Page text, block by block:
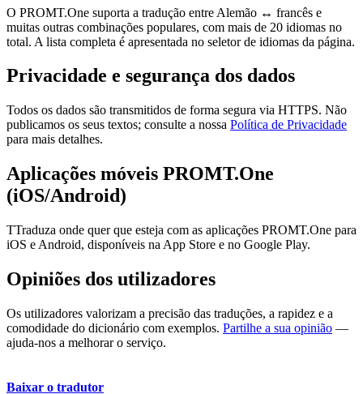
O PROMT.One suporta a tradução entre Alemão ↔ francês e
muitas outras combinações populares, com mais de 20 idiomas no
total. A lista completa é apresentada no seletor de idiomas da página.
Privacidade e segurança dos dados
Todos os dados são transmitidos de forma segura via HTTPS. Não
publicamos os seus textos; consulte a nossa Política de Privacidade
para mais detalhes.
Aplicações móveis PROMT.One
(iOS/Android)
TTraduza onde quer que esteja com as aplicações PROMT.One para
iOS e Android, disponíveis na App Store e no Google Play.
Opiniões dos utilizadores
Os utilizadores valorizam a precisão das traduções, a rapidez e a
comodidade do dicionário com exemplos. Partilhe a sua opinião —
ajuda-nos a melhorar o serviço.
Baixar o tradutor